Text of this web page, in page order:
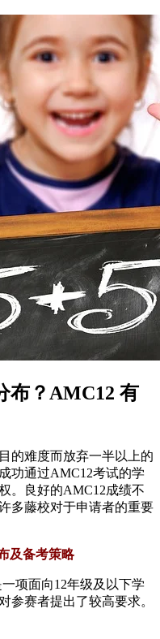
布？AMC12 有
的难度而放弃一半以上的
功通过AMC12考试的学
。良好的AMC12成绩不
多藤校对于申请者的重要
及备考策略
项面向12年级及以下学
参赛者提出了较高要求。